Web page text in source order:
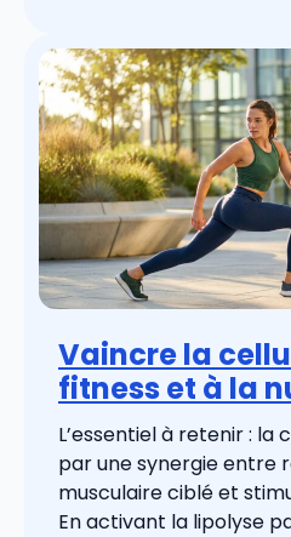
Vaincre la
fitness et à la
L’essentiel à retenir :
par une synergie entre
musculaire ciblé et
En activant la lipolyse